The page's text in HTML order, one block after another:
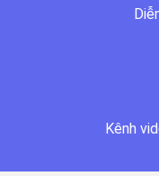
Kênh